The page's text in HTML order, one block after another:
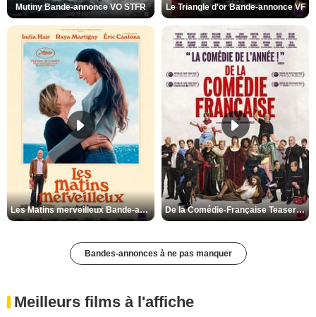
Mutiny Bande-annonce VO STFR Le Triangle d'or Bande-annonce VF
Les Matins merveilleux Bande-annonce VF De la Comédie-Française Teaser VF
Bandes-annonces à ne pas manquer
Meilleurs films à l'affiche